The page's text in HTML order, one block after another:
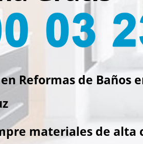
en Reformas de Baños
materiales de alta